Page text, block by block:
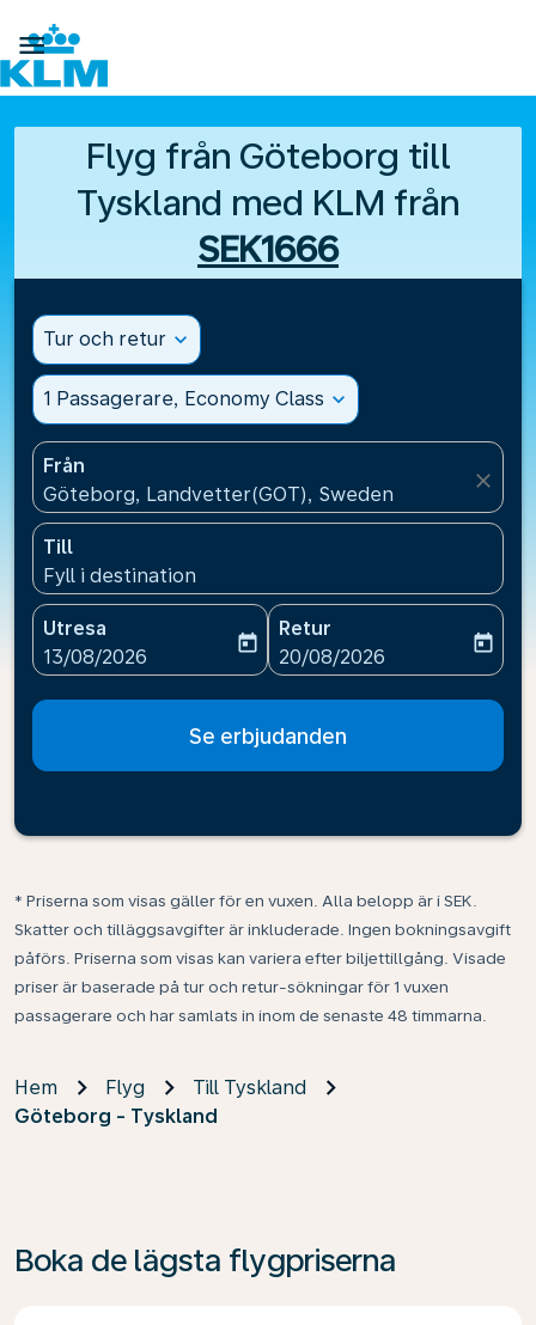

Flyg från Göteborg till
Tyskland med KLM från
SEK1666
Tur och retur expand_more
1 Passagerare, Economy Class expand_more
Från
Göteborg, Landvetter(GOT), Sweden
close
Till
Fyll i destination
Utresa
fc-booking-departure-date-aria-label
13/08/2026
today
Retur
fc-booking-return-date-
20/08/2026
today
Se erbjudanden
* Priserna som visas gäller för en vuxen. Alla belopp är i SEK.
Skatter och tilläggsavgifter är inkluderade. Ingen bokningsavgift
påförs. Priserna som visas kan variera efter biljettillgång. Visade
priser är baserade på tur och retur-sökningar för 1 vuxen
passagerare och har samlats in inom de senaste 48 timmarna.
Hem Flyg
Till Tyskland
Göteborg - Tyskland
Boka de lägsta flygpriserna